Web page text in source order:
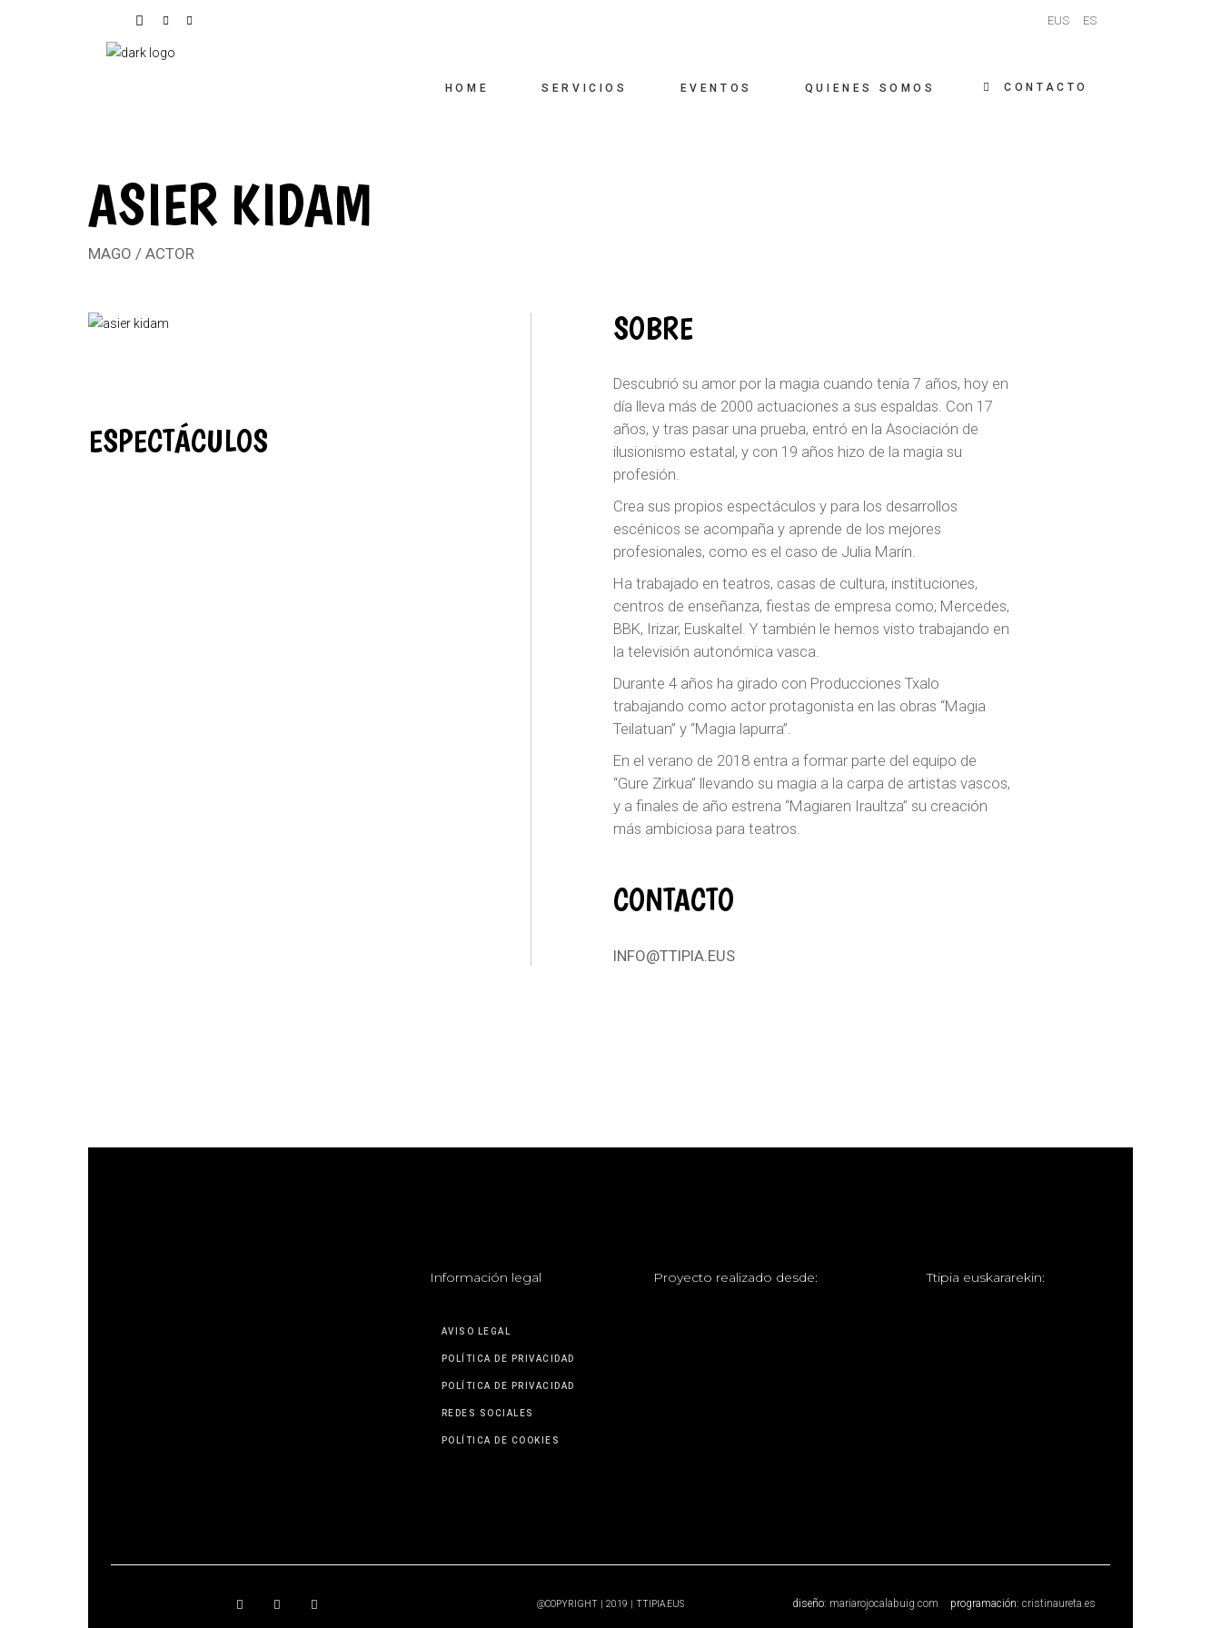
EUS ES
HOME SERVICIOS EVENTOS QUIENES SOMOS CONTACTO
ASIER KIDAM
MAGO / ACTOR
ESPECTÁCULOS
SOBRE
Descubrió su amor por la magia cuando tenía 7 años, hoy en
día lleva más de 2000 actuaciones a sus espaldas. Con 17
años, y tras pasar una prueba, entró en la Asociación de
ilusionismo estatal, y con 19 años hizo de la magia su
profesión.
Crea sus propios espectáculos y para los desarrollos
escénicos se acompaña y aprende de los mejores
profesionales, como es el caso de Julia Marín.
Ha trabajado en teatros, casas de cultura, instituciones,
centros de enseñanza, fiestas de empresa como; Mercedes,
BBK, Irizar, Euskaltel. Y también le hemos visto trabajando en
la televisión autonómica vasca.
Durante 4 años ha girado con Producciones Txalo
trabajando como actor protagonista en las obras “Magia
Teilatuan” y “Magia lapurra”.
En el verano de 2018 entra a formar parte del equipo de
“Gure Zirkua” llevando su magia a la carpa de artistas vascos,
y a finales de año estrena “Magiaren Iraultza” su creación
más ambiciosa para teatros.
CONTACTO
INFO@TTIPIA.EUS
Información legal
AVISO LEGAL
POLÍTICA DE PRIVACIDAD
POLÍTICA DE PRIVACIDAD
REDES SOCIALES
POLÍTICA DE COOKIES
Proyecto realizado desde: Ttipia euskararekin:
@COPYRIGHT | 2019 | TTIPIA.EUS diseño: mariarojocalabuig.com programación: cristinaureta.es